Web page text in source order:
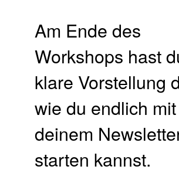
Am Ende des
Workshops hast
klare Vorstellung
wie du endlich mit
deinem
starten kannst.